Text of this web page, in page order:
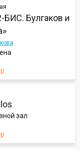
БИС. Булгаков и
р.
зал
р.